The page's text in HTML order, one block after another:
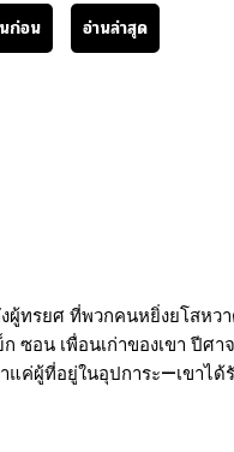
ก่อน
อ่านล่าสุด
ผู้ทรยศ ที่พวกคนหยิ่งยโสห
อน เพื่อนเก่าของเขา ปีศ
ค่ผู้ที่อยู่ในอุปการะ—เขาได้